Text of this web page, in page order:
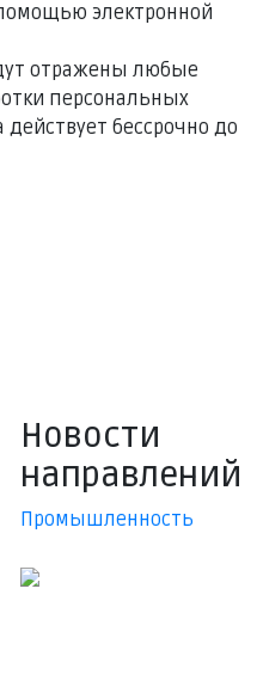
электронной
отражены любые
персональных
бессрочно до
Новости
направлений
Промышленность